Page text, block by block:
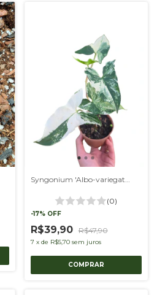
(0)
-17% OFF
R$39,90 R$47,90
7 x de R$5,70 sem juros